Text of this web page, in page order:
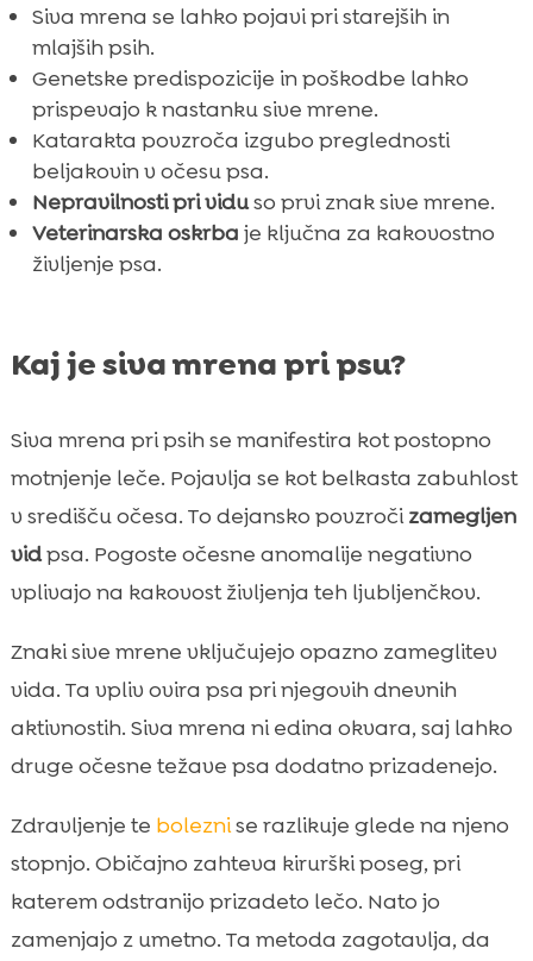
Zaključek
FAQ
Siva mrena se lahko pojavi pri starejših in
mlajših psih.
Genetske predispozicije in poškodbe lahko
prispevajo k nastanku sive mrene.
Katarakta povzroča izgubo preglednosti
beljakovin v očesu psa.
Nepravilnosti pri viduso prvi znak sive mrene.
Veterinarska oskrba je ključna za kakovostno
življenje psa.
Kaj je siva mrena pri psu?
Siva mrena pri psih se manifestira kot postopno
motnjenje leče. Pojavlja se kot belkasta zabuhlost
v središču očesa. To dejansko povzročizamegljen
vidpsa. Pogoste očesne anomalije negativno
vplivajo na kakovost življenja teh ljubljenčkov.
Znaki sive mrene vključujejo opazno zameglitev
vida. Ta vpliv ovira psa pri njegovih dnevnih
aktivnostih. Siva mrena ni edina okvara, saj lahko
druge očesne težave psa dodatno prizadenejo.
Zdravljenje te boleznise razlikuje glede na njeno
stopnjo. Običajno zahteva kirurški poseg, pri
katerem odstranijo prizadeto lečo. Nato jo
zamenjajo z umetno. Ta metoda zagotavlja, da